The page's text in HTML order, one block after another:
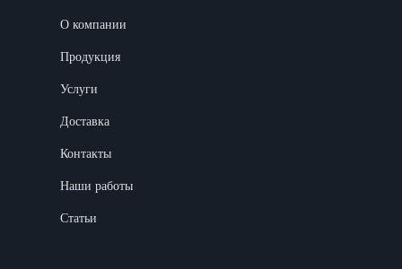
О компании
Продукция
Услуги
Доставка
Контакты
Наши работы
Статьи